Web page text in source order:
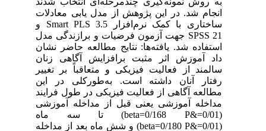
انجام شد. در این پژوهش از مدل یابی معادلات
ساختاری با کمک نرم‌افزار Smart PLS 3.5 و
SPSS 21 جهت آزمون فرضیات و برازندگی مدل
استفاده شد. یافته‌ها: نتایج مطالعه حاضر نشان
داد آموزش اثر مثبت برافزایش آگاهی زنان
سالمند از فعالیت فیزیکی و متعاقباً بر تغییر
رفتار آنان داشته است. به‌طورکلی در این
مطالعه آگاهی از فعالیت فیزیکی در طول فرایند
مداخله آموزشی یعنی قبل از مداخله آموزشی
(0/01=&beta=0/168 P) تا سه ماه
(0/01=&beta=0/180 P) و شش ماه بعد از مداخله